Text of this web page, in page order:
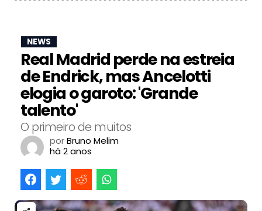
NEWS
Real Madrid perde na estreia
de Endrick, mas Ancelotti
elogia o garoto: 'Grande
talento'
O primeiro de muitos
porBruno Melim
há 2 anos